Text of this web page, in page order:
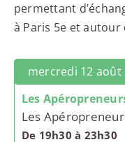
permettant
à Paris 5e et autour
mercredi 12 août
Les
Les
De 19h30 à 23h30